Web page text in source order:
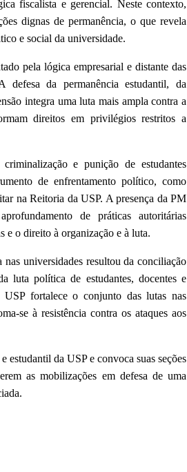
fiscalista e gerencial. Neste contexto,
dignas de permanência, o que revela
e social da universidade.
pela lógica empresarial e distante das
defesa da permanência estudantil, da
integra uma luta mais ampla contra a
direitos em privilégios restritos a
e punição de estudantes
de enfrentamento político, como
na Reitoria da USP. A presença da PM
de práticas autoritárias
e o direito à organização e à luta.
universidades resultou da conciliação
luta política de estudantes, docentes e
USP fortalece o conjunto das lutas nas
se à resistência contra os ataques aos
da USP e convoca suas seções
as mobilizações em defesa de uma